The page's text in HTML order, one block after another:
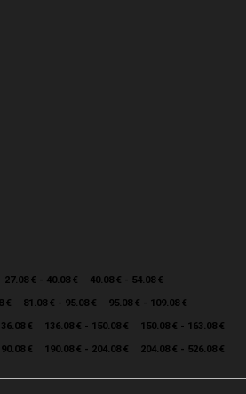
27.08 € - 40.08 €
40.08 € - 54.08 €
€ 81.08 € - 95.08 €
95.08 € - 109.08 €
€ 136.08 € - 150.08 €
150.08 € - 163.08 €
€ 190.08 € - 204.08 € 204.08 € - 526.08 €